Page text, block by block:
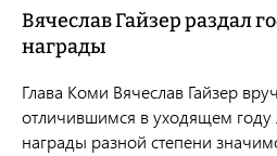
Вячеслав Гайзер раздал
награды
Глава Коми Вячеслав Гайзер
отличившимся в уходящем
награды разной степени